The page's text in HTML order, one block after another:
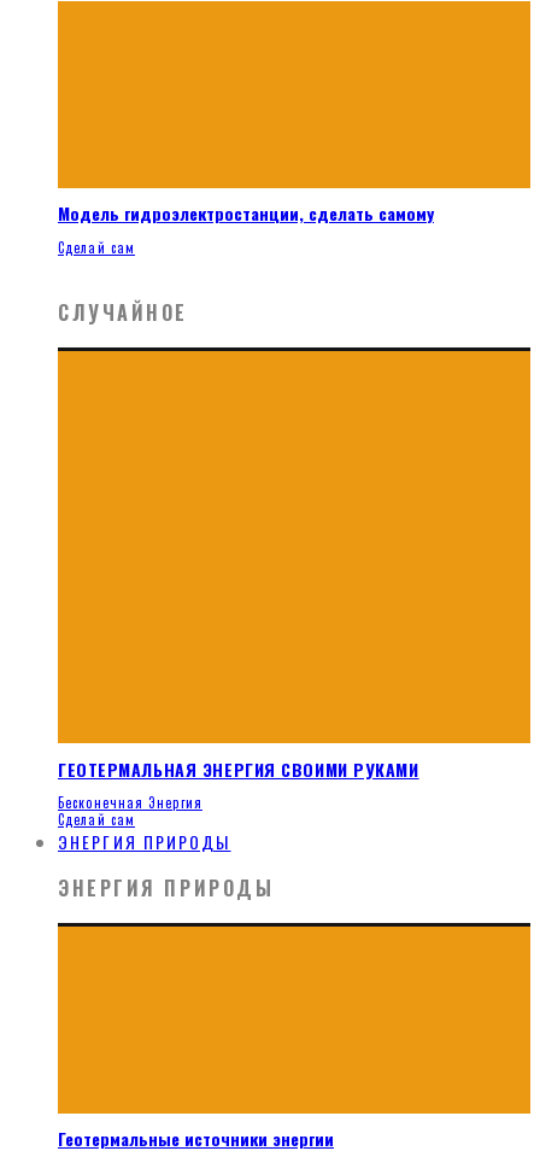
Модель гидроэлектростанции, сделать самому
Сделай сам
СЛУЧАЙНОЕ
ГЕОТЕРМАЛЬНАЯ ЭНЕРГИЯ СВОИМИ РУКАМИ
Бесконечная Энергия
Сделай сам
ЭНЕРГИЯ ПРИРОДЫ
ЭНЕРГИЯ ПРИРОДЫ
Геотермальные источники энергии